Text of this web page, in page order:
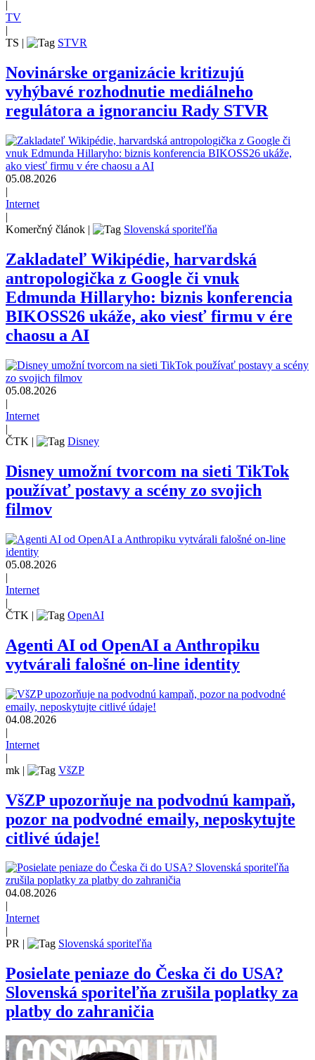
|
TV
|
TS | STVR
Novinárske organizácie kritizujú
vyhýbavé rozhodnutie mediálneho
regulátora a ignoranciu Rady STVR
05.08.2026
|
Internet
|
Komerčný článok | Slovenská sporiteľňa
Zakladateľ Wikipédie, harvardská
antropologička z Google či vnuk
Edmunda Hillaryho: biznis konferencia
BIKOSS26 ukáže, ako viesť firmu v ére
chaosu a AI
05.08.2026
|
Internet
|
ČTK | Disney
Disney umožní tvorcom na sieti TikTok
používať postavy a scény zo svojich
filmov
05.08.2026
|
Internet
|
ČTK | OpenAI
Agenti AI od OpenAI a Anthropiku
vytvárali falošné on-line identity
04.08.2026
|
Internet
|
mk | VšZP
VšZP upozorňuje na podvodnú kampaň,
pozor na podvodné emaily, neposkytujte
citlivé údaje!
04.08.2026
Internet
PR
Slovenská sporiteľňa
Posielate peniaze do Česka či do USA?
Slovenská sporiteľňa zrušila poplatky za
platby do zahraničia